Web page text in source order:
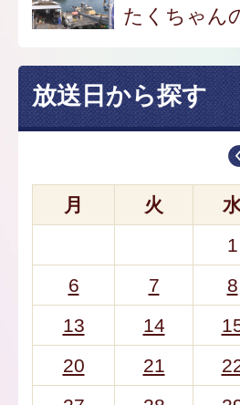
たくちゃん
放送日から探す
月 火
1
6
7 8
13
14
20
21